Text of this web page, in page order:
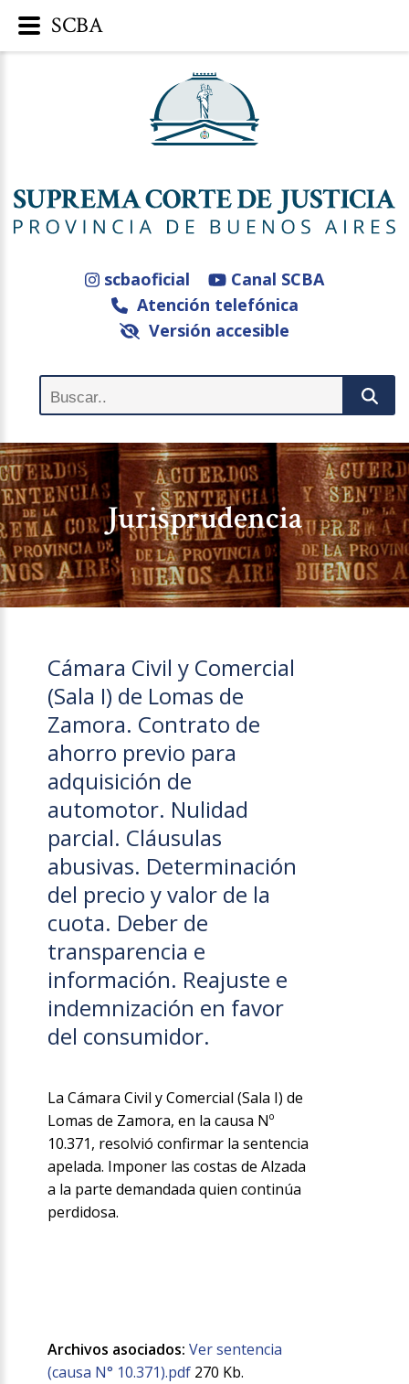
scbaoficial
Canal SCBA
Atención telefónica
Versión accesible
Jurisprudencia
Cámara Civil y Comercial
(Sala I) de Lomas de
Zamora. Contrato de
ahorro previo para
adquisición de
automotor. Nulidad
parcial. Cláusulas
abusivas. Determinación
del precio y valor de la
cuota. Deber de
transparencia e
información. Reajuste e
indemnización en favor
del consumidor.
La Cámara Civil y Comercial (Sala I) de
Lomas de Zamora, en la causa Nº
10.371, resolvió confirmar la sentencia
apelada. Imponer las costas de Alzada
a la parte demandada quien continúa
perdidosa.
Archivos asociados: Ver sentencia
(causa N° 10.371).pdf 270 Kb.
SCBA